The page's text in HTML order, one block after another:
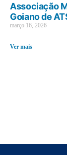
Associação
Goiano de
março 16, 2026
Ver mais